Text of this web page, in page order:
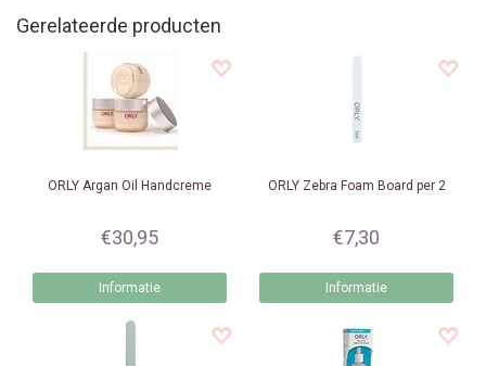
Gerelateerde producten
ORLY Argan Oil Handcreme
€30,95
Informatie
ORLYZebra Foam Board per 2
€7,30
Informatie